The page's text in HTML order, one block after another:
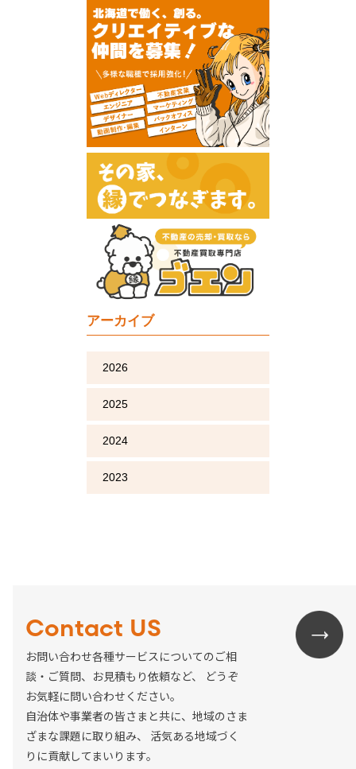
アーカイブ
2026
2025
2024
2023
Contact US
お問い合わせ各種サービスについてのご相
談・ご質問、お見積もり依頼など、
どうぞ
お気軽に問い合わせください。
自治体や事業者の皆さまと共に、地域のさま
ざまな課題に取り組み、
活気ある地域づく
りに貢献してまいります。